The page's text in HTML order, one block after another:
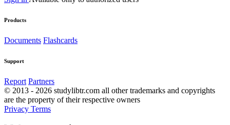
Products
Documents Flashcards
Support
Report Partners
© 2013 - 2026 studylibtr.com all other trademarks and copyrights
are the property of their respective owners
Privacy Terms